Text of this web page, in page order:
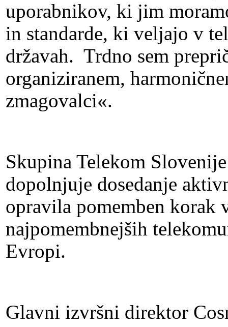
uporabnikov, ki jim
in standarde, ki veljajo v
državah. Trdno sem
organiziranem,
zmagovalci«.
Skupina Telekom
dopolnjuje dosedanje
opravila pomemben korak
najpomembnejših
Evropi.
Glavni izvršni direktor